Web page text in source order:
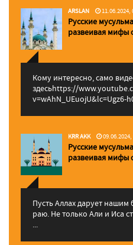
ARSLAN 11.06.2024,
Русские
pазвеивая мифы
Кому интересно, само
здесьhttps://
v=wAhN_UEuojU&lc=Ugz6-
KRR AKK 09.06.2024,
Русские
pазвеивая мифы
Пусть Аллах дарует нашим
раю. Не только Али и Иса
...